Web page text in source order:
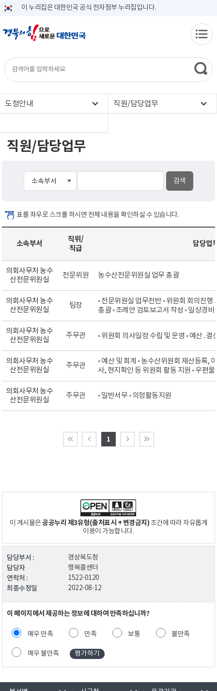
이 누리집은 대한민국 공식 전자정부 누리집입니다.
도청안내 직원/담당업무
직원/담당업무
표를 좌우로 스크롤 하시면 전체 내용을 확인하실 수 있습니다.
소속부서
직위/
직급
담당업
의회사무처 농수
산전문위원실
전문위원 농수산전문위원실 업무 총괄
의회사무처 농수
산전문위원실
팀장
◦ 전문위원실 업무전반 ◦ 위원회 회의진
총괄 ◦ 조례안 검토보고서 작성 ◦ 일상경비
의회사무처 농수
산전문위원실
주무관 ◦ 위원회 의사일정 수립 및 운영 ◦ 예산․
의회사무처 농수
산전문위원실
주무관
◦ 예산 및 회계 ◦ 농수산위원회 재산등록,
사, 현지확인 등 위원회 활동 지원 ◦ 우편
의회사무처 농수
산전문위원실
주무관 ◦ 일반서무 ◦ 의정활동지원
1
이 게시물은공공누리 제3유형(출처표시 + 변경금지)조건에 따라 자유롭게
이용이 가능합니다.
담당부서 : 경상북도청
담당자 행복콜센터
연락처 : 1522-0120
최종수정일 2022-08-12
이 페이지에서 제공하는 정보에 대하여 만족하십니까?
매우 만족 만족 보통 불만족
매우 불만족